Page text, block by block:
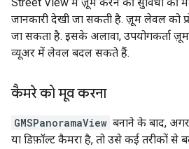
जानकारी देखी जा सकती है. ज़ूम लेवल को
जा सकता है. इसके अलावा, उपयोगकर्ता
व्यूअर में लेवल बदल सकते हैं.
कैमरे को मूव करना
GMSPanoramaView बनाने के बाद,
या डिफ़ॉल्ट कैमरा है, तो उसे कई तरीकों से